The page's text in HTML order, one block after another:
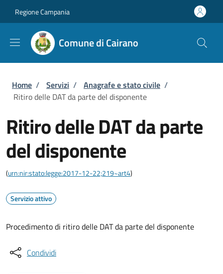
Regione Campania
Comune di Cairano
Briciole di pane
Home / Servizi / Anagrafe e stato civile /
Ritiro delle DAT da parte del disponente
Ritiro delle DAT da parte
del disponente
(urn:nir:stato:legge:2017-12-22;219~art4)
Servizio attivo
Procedimento di ritiro delle DAT da parte del disponente
Condividi